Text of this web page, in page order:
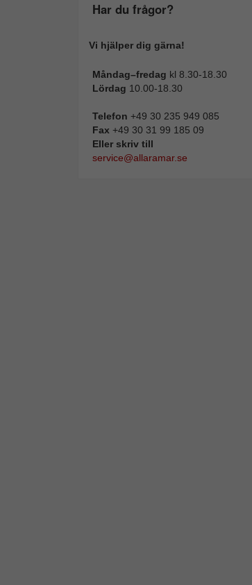
Har du frågor?
Vi hjälper dig gärna!
Måndag–fredag kl 8.30-18.30
Lördag 10.00-18.30
Telefon +49 30 235 949 085
Fax +49 30 31 99 185 09
Eller skriv till
service@allaramar.se